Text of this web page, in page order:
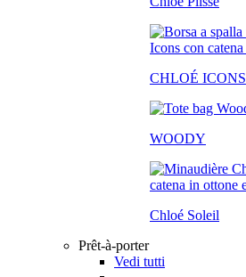
CHLOÉ ICONS
WOODY
Chloé Soleil
Prêt-à-porter
Vedi tutti